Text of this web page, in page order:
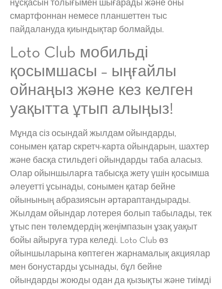
нұсқасын толығымен шығарады және оны
смартфоннан немесе планшеттен тыс
пайдалануда қиындықтар болмайды.
Loto Club мобильді
қосымшасы – ыңғайлы
ойнаңыз және кез келген
уақытта ұтып алыңыз!
Мұнда сіз осындай жылдам ойындарды,
сонымен қатар скретч-карта ойындарын, шахтер
және басқа стильдегі ойындарды таба аласыз.
Олар ойыншыларға табысқа жету үшін қосымша
әлеуетті ұсынады, сонымен қатар бейне
ойынының абразиясын әртараптандырады.
Жылдам ойындар лотерея болып табылады, тек
ұтыс пен төлемдердің жеңімпазын ұзақ уақыт
бойы айыруға тура келеді. Loto Club өз
ойыншыларына көптеген жарнамалық акциялар
мен бонустарды ұсынады, бұл бейне
ойындарды жоюды одан да қызықты және тиімді